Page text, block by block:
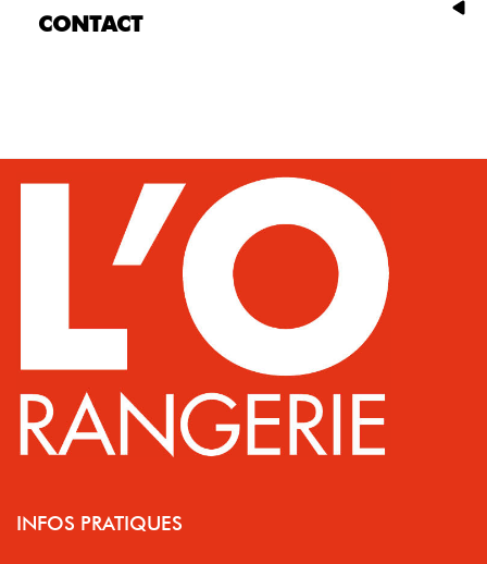
CONTACT
INFOS PRATIQUES